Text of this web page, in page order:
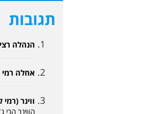
תגובות
הנהלה
אחלה רמי (חבר
ווינר (רמי לוז 15-09-
הווינר